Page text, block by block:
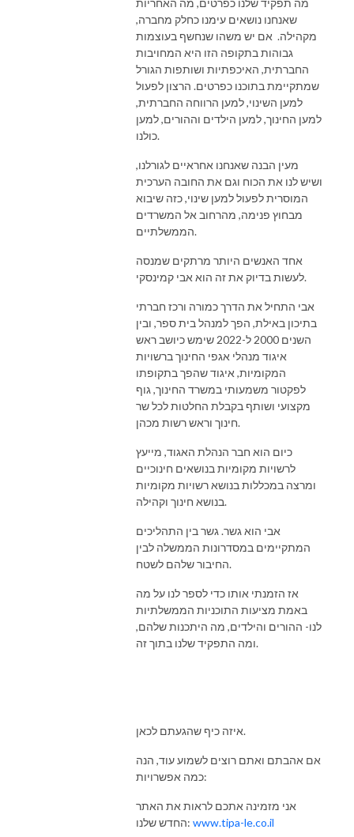
מה תפקיד שלנו כפרטים, מה האחריות
שאנחנו נושאים עימנו כחלק מחברה,
מקהילה. אם יש משהו שנחשף בעוצמות
גבוהות בתקופה הזו היא המחויבות
החברתית, האיכפתיות ושותפות הגורל
שמתקיימת בתוכנו כפרטים. הרצון לפעול
למען השינוי, למען הרווחה החברתית,
למען החינוך, למען הילדים וההורים, למען
כולנו.
מעין הבנה שאנחנו אחראיים לגורלנו,
ושיש לנו את הכוח וגם את החובה הערכית
המוסרית לפעול למען שינוי, כזה שיבוא
מבחוץ פנימה, מהרחוב אל המשרדים
הממשלתיים.
אחד האנשים היותר מרתקים שמנסה
לעשות בדיוק את זה הוא אבי קמינסקי.
אבי התחיל את הדרך כמורה ורכז חברתי
בתיכון באילת, הפך למנהל בית ספר, ובין
השנים 2000 ל-2022 שימש כיושב ראש
איגוד מנהלי אגפי החינוך ברשויות
המקומיות, איגוד שהפך בתקופתו
לפקטור משמעותי במשרד החינוך, גוף
מקצועי ושותף בקבלת החלטות לכל שר
חינוך וראש רשות מכהן.
כיום הוא חבר הנהלת האגוד, מייעץ
לרשויות מקומיות בנושאים חינוכיים
ומרצה במכללות בנושא רשויות מקומיות
בנושא חינוך וקהילה.
אבי הוא גשר. גשר בין התהליכים
המתקיימים במסדרונות הממשלה לבין
החיבור שלהם לשטח.
אז הזמנתי אותו כדי לספר לנו על מה
באמת מציעות התוכניות הממשלתיות
לנו- ההורים והילדים, מה היתכנות שלהם,
ומה התפקיד שלנו בתוך זה.
איזה כיף שהגעתם לכאן.
אם אהבתם ואתם רוצים לשמוע עוד, הנה
כמה אפשרויות:
אני מזמינה אתכם לראות את האתר
החדש שלנו: www.tipa-le.co.il